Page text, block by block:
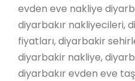
evden eve nakliye
diyarbakır nakliyecileri,
fiyatları, diyarbakir
diyarbakir nakliye,
diyarbakır evden eve